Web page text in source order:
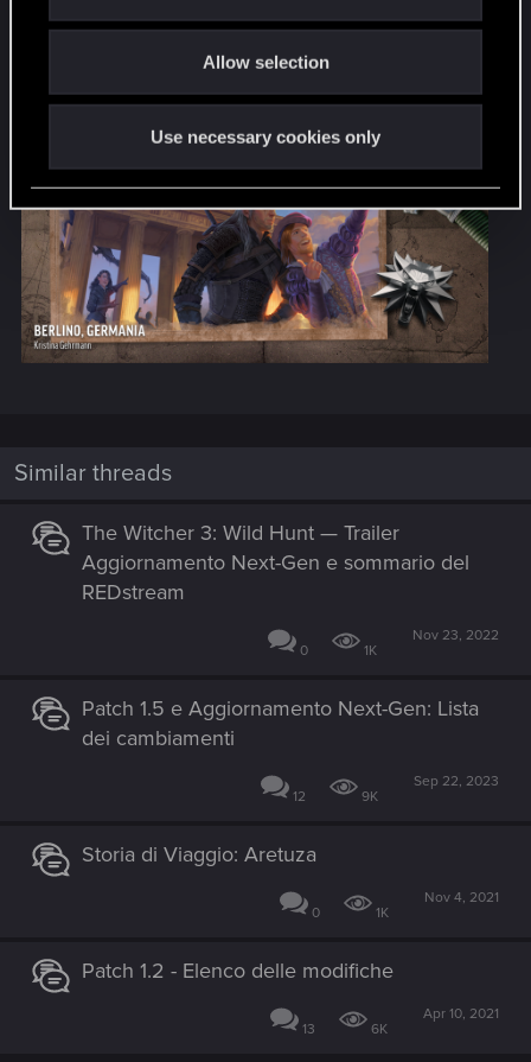
Allow selection
Use necessary cookies only
Berlino, Germania -Kristina Gehrmann
Similar threads
The Witcher 3: Wild Hunt — Trailer
Aggiornamento Next-Gen e sommario del
REDstream
0 1K
Nov 23, 2022
Patch 1.5 e Aggiornamento Next-Gen: Lista
dei cambiamenti
12 9K
Sep 22, 2023
Storia di Viaggio: Aretuza
0 1K
Nov 4, 2021
Patch 1.2 - Elenco delle modifiche
13 6K
Apr 10, 2021